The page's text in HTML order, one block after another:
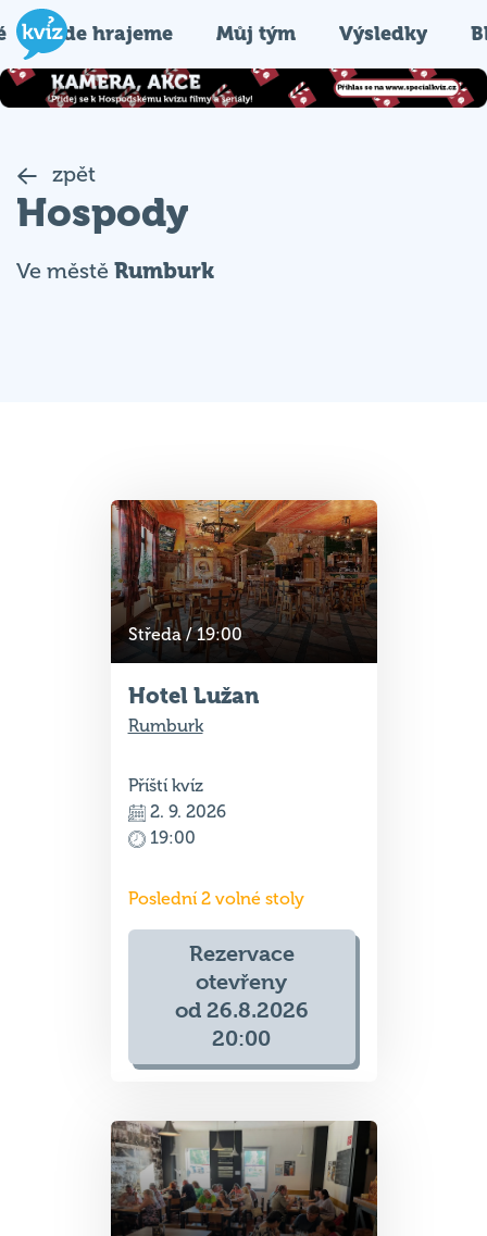
Kde hrajeme Můj tým Výsledky
Hospody
Středa / 19:00
Rumburk
2. 9. 2026
19:00
Rezervace
otevřeny
od 26.8.2026
20:00